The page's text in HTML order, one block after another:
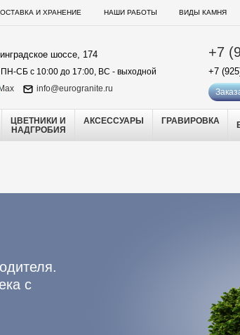
И ХРАНЕНИЕ НАШИ РАБОТЫ ВИДЫ КАМНЯ
шоссе, 174
СБ с 10:00 до 17:00, ВС - выходной
Max info@eurogranite.ru
+7
+7
ЦВЕТНИКИ И
НАДГРОБИЯ
АКСЕССУАРЫ ГРАВИРОВКА
с